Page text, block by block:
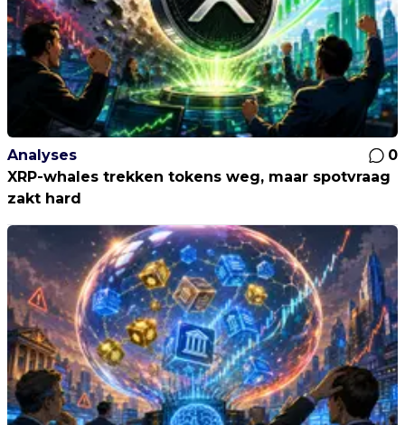
Analyses
0
XRP-whales trekken tokens weg, maar spotvraag
zakt hard